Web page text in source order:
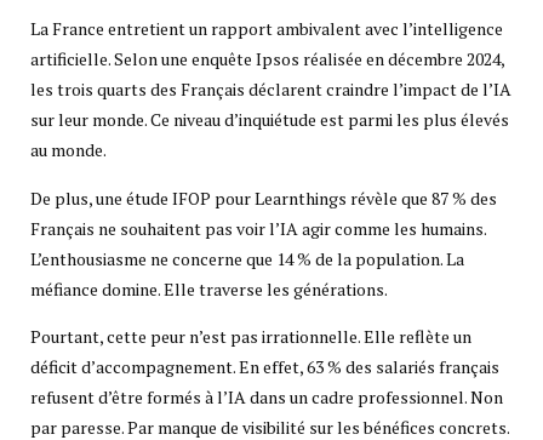
La France entretient un rapport ambivalent avec l’intelligence
artificielle. Selon une enquête Ipsos réalisée en décembre 2024,
les trois quarts des Français déclarent craindre l’impact de l’IA
sur leur monde. Ce niveau d’inquiétude est parmi les plus élevés
au monde.
De plus, une étude IFOP pour Learnthings révèle que 87 % des
Français ne souhaitent pas voir l’IA agir comme les humains.
L’enthousiasme ne concerne que 14 % de la population. La
méfiance domine. Elle traverse les générations.
Pourtant, cette peur n’est pas irrationnelle. Elle reflète un
déficit d’accompagnement. En effet, 63 % des salariés français
refusent d’être formés à l’IA dans un cadre professionnel. Non
par paresse. Par manque de visibilité sur les bénéfices concrets.